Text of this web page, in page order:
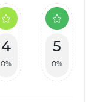
4
0%
5
0%